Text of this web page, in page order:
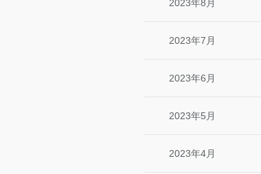
2023年8月
2023年7月
2023年6月
2023年5月
2023年4月